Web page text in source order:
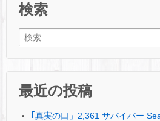
検索
検索:
最近の投稿
｢真実の口」2,361 サバイバー